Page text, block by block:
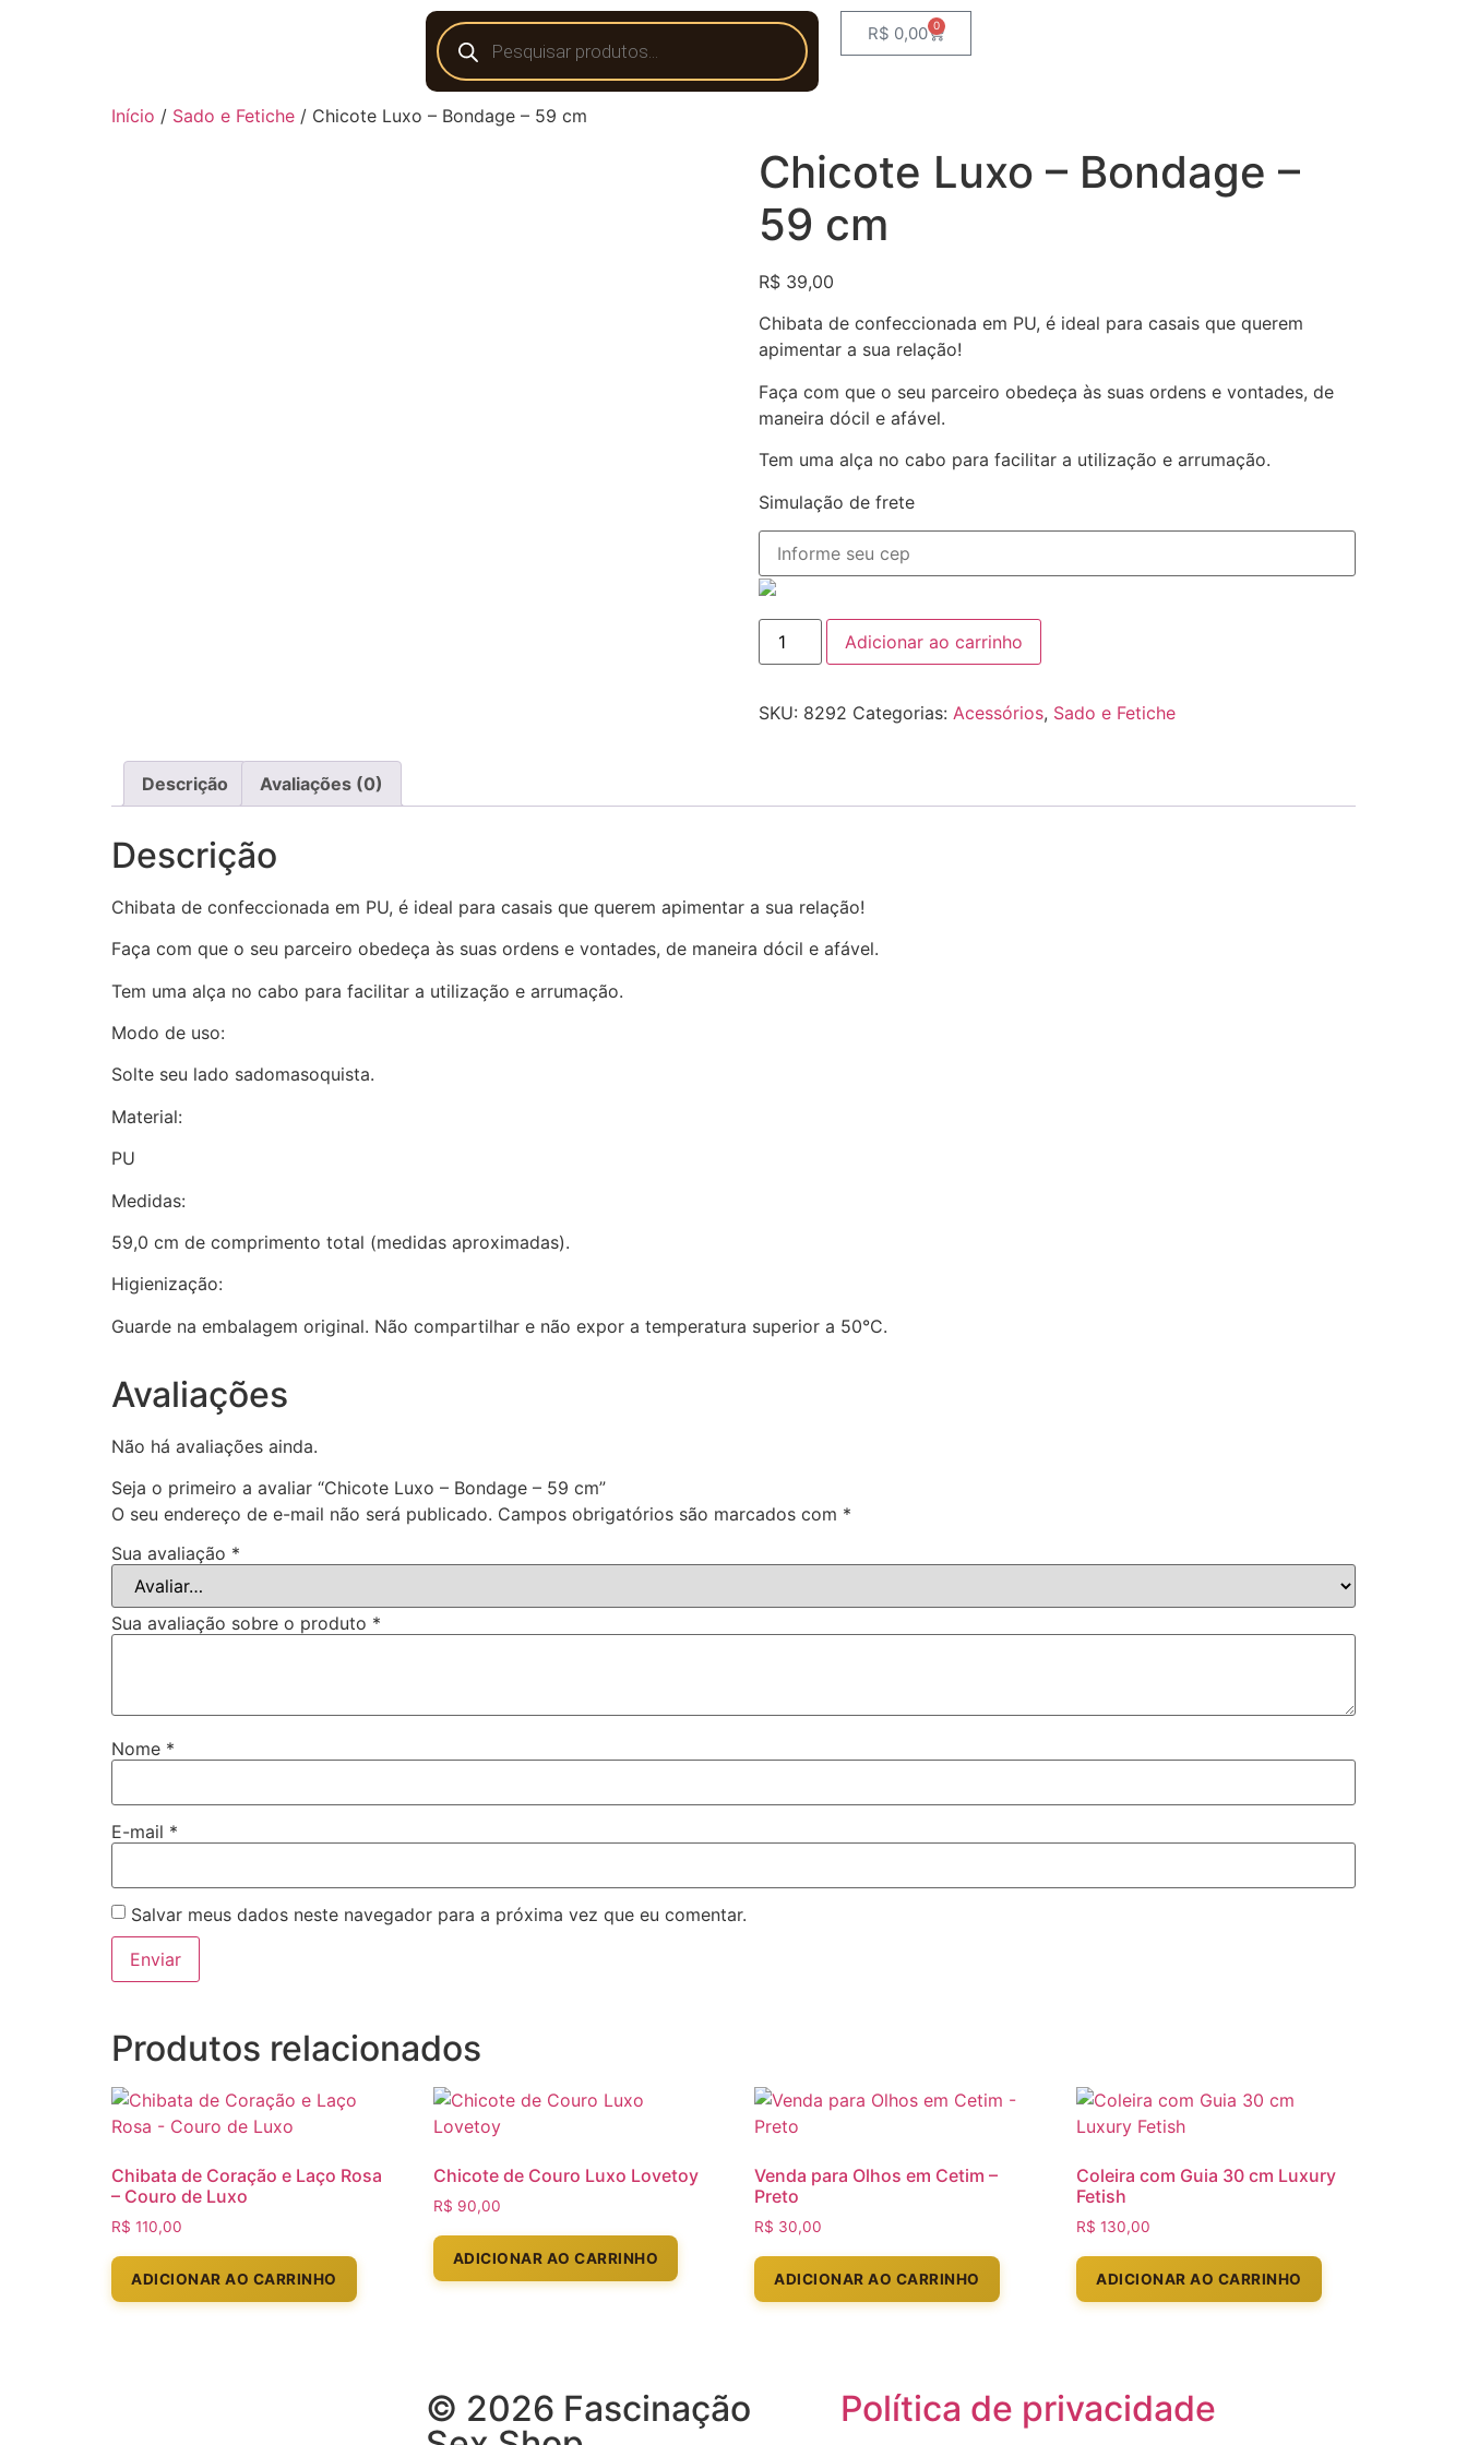
R$ 0,00 0
Início / Sado e Fetiche / Chicote Luxo – Bondage – 59 cm
Chicote Luxo – Bondage –
59 cm
R$39,00
Chibata de confeccionada em PU, é ideal para casais que querem
apimentar a sua relação!
Faça com que o seu parceiro obedeça às suas ordens e vontades, de
maneira dócil e afável.
Tem uma alça no cabo para facilitar a utilização e arrumação.
Simulação de frete
Adicionar ao carrinho
SKU: 8292 Categorias: Acessórios, Sado e Fetiche
Descrição Avaliações (0)
Descrição
Chibata de confeccionada em PU, é ideal para casais que querem apimentar a sua relação!
Faça com que o seu parceiro obedeça às suas ordens e vontades, de maneira dócil e afável.
Tem uma alça no cabo para facilitar a utilização e arrumação.
Modo de uso:
Solte seu lado sadomasoquista.
Material:
PU
Medidas:
59,0 cm de comprimento total (medidas aproximadas).
Higienização:
Guarde na embalagem original. Não compartilhar e não expor a temperatura superior a 50°C.
Avaliações
Não há avaliações ainda.
Seja o primeiro a avaliar “Chicote Luxo – Bondage – 59 cm”
O seu endereço de e-mail não será publicado. Campos obrigatórios são marcados com *
Sua avaliação *
Sua avaliação sobre o produto *
Nome *
E-mail *
Salvar meus dados neste navegador para a próxima vez que eu comentar.
Produtos relacionados
Chibata de Coração e Laço Rosa
– Couro de Luxo
R$ 110,00
ADICIONAR AO CARRINHO
Chicote de Couro Luxo Lovetoy
R$ 90,00
ADICIONAR AO CARRINHO
Venda para Olhos em Cetim –
Preto
R$ 30,00
ADICIONAR AO CARRINHO
Coleira com Guia 30 cm Luxury
Fetish
R$ 130,00
ADICIONAR AO CARRINHO
© 2026 Fascinação
Política de privacidade